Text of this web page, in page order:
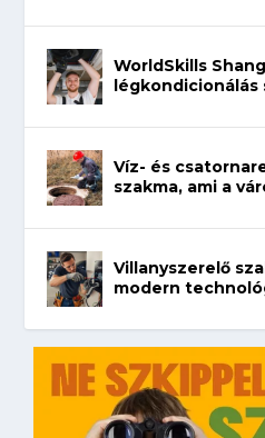
WorldSkills
légkondicionálás
Víz- és
szakma, ami a
Villanyszerelő
modern